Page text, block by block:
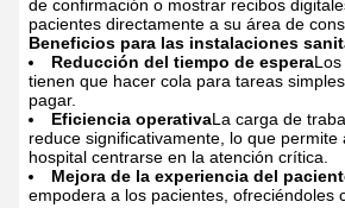
de confirmación o mostrar recibos
pacientes directamente a su área de
Beneficios para las instalaciones
Reducción del tiempo de espera
tienen que hacer cola para tareas
pagar.
Eficiencia operativaLa carga de
reduce significativamente, lo que permite
hospital centrarse en la atención crítica.
Mejora de la experiencia del
empodera a los pacientes, ofreciéndoles